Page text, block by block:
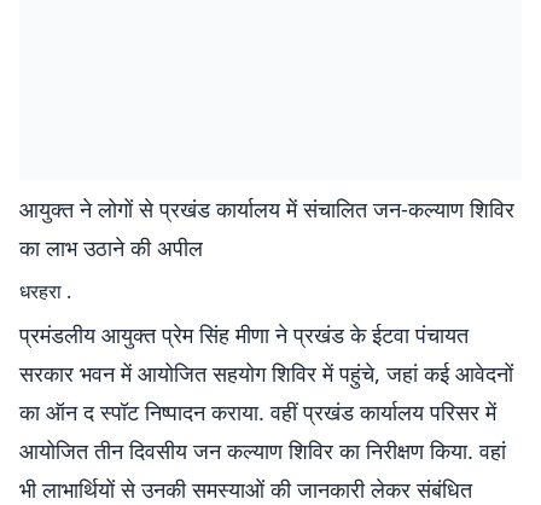
आयुक्त ने लोगों से प्रखंड कार्यालय में संचालित जन-कल्याण शिविर
का लाभ उठाने की अपील
धरहरा .
प्रमंडलीय आयुक्त प्रेम सिंह मीणा ने प्रखंड के ईटवा पंचायत
सरकार भवन में आयोजित सहयोग शिविर में पहुंचे, जहां कई आवेदनों
का ऑन द स्पॉट निष्पादन कराया. वहीं प्रखंड कार्यालय परिसर में
आयोजित तीन दिवसीय जन कल्याण शिविर का निरीक्षण किया. वहां
भी लाभार्थियों से उनकी समस्याओं की जानकारी लेकर संबंधित